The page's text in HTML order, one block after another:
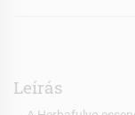
Leírás